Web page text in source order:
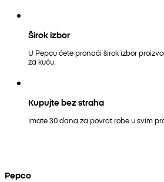
Širok izbor
U Pepcu ćete pronaći širok izbor
za kuću.
Kupujte bez straha
Imate 30 dana za povrat robe u svim
Pepco